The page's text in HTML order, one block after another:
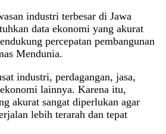
industri terbesar di Jawa
data ekonomi yang akurat
percepatan pembangunan
Mendunia.
industri, perdagangan, jasa,
lainnya. Karena itu,
akurat sangat diperlukan agar
lebih terarah dan tepat